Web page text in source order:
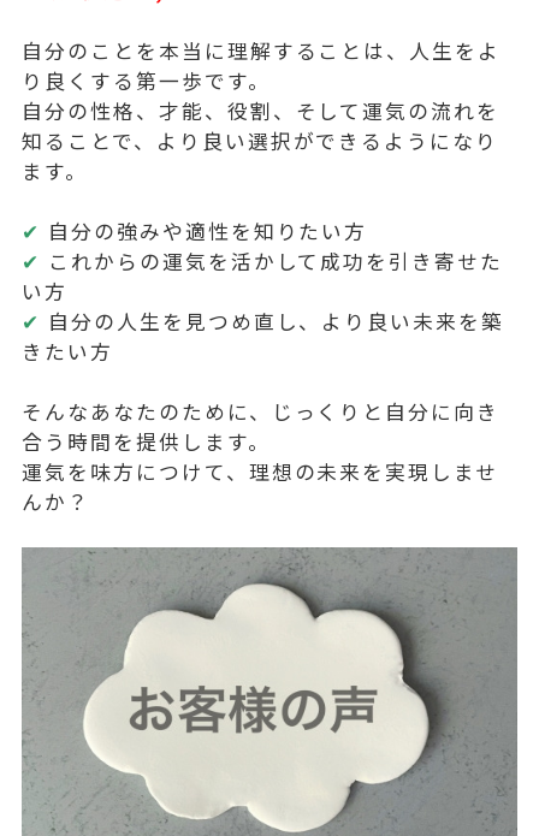
自分のことを本当に理解することは、人生をよ
り良くする第一歩です。
自分の性格、才能、役割、そして運気の流れを
知ることで、より良い選択ができるようになり
ます。
✔ 自分の強みや適性を知りたい方
✔ これからの運気を活かして成功を引き寄せた
い方
✔ 自分の人生を見つめ直し、より良い未来を築
きたい方
そんなあなたのために、じっくりと自分に向き
合う時間を提供します。
運気を味方につけて、理想の未来を実現しませ
んか？